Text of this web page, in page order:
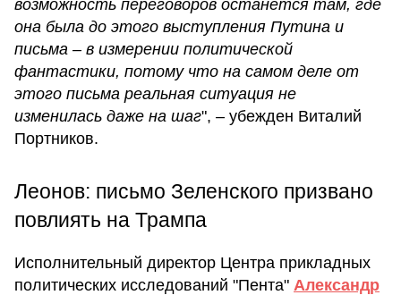
возможность переговоров останется там, где
она была до этого выступления Путина и
письма – в измерении политической
фантастики, потому что на самом деле от
этого письма реальная ситуация не
изменилась даже на шаг", – убежден Виталий
Портников.
Леонов: письмо Зеленского призвано
повлиять на Трампа
Исполнительный директор Центра прикладных
политических исследований "Пента" Александр